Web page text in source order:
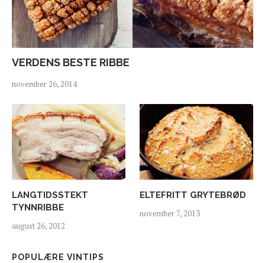
VERDENS BESTE RIBBE
november 26, 2014
LANGTIDSSTEKT
TYNNRIBBE
august 26, 2012
ELTEFRITT GRYTEBRØD
november 7, 2013
POPULÆRE VINTIPS